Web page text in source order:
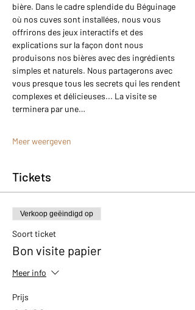
bière. Dans le cadre splendide du Béguinage
où nos cuves sont installées, nous vous
offrirons des jeux interactifs et des
explications sur la façon dont nous
produisons nos bières avec des ingrédients
simples et naturels. Nous partagerons avec
vous presque tous les secrets qui les rendent
complexes et délicieuses... La visite se
terminera par une…
Meer weergeven
Tickets
Verkoop geëindigd op
Soort ticket
Bon visite papier
Meer info
Prijs